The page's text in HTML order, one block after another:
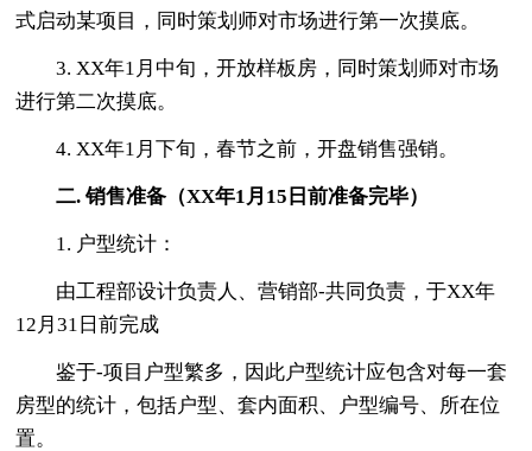
式启动某项目，同时策划师对市场进行第一次摸底。
3. XX年1月中旬，开放样板房，同时策划师对市场
进行第二次摸底。
4. XX年1月下旬，春节之前，开盘销售强销。
二. 销售准备（XX年1月15日前准备完毕）
1. 户型统计：
由工程部设计负责人、营销部-共同负责，于XX年
12月31日前完成
鉴于-项目户型繁多，因此户型统计应包含对每一套
房型的统计，包括户型、套内面积、户型编号、所在位
置。